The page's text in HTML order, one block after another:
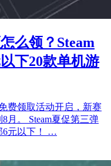
么领？Steam
下20款单机游
费领取活动开启，新赛
月。 Steam夏促第三弹
6元以下！ …